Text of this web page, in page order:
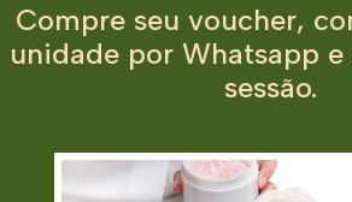
Compre seu voucher,
unidade por Whatsapp e
sessão.